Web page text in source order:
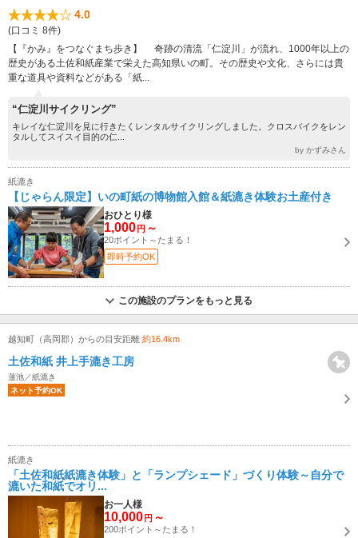
4.0
(口コミ 8件)
【『かみ』をつなぐまち歩き】 奇跡の清流「仁淀川」が流れ、1000年以上の
歴史がある土佐和紙産業で栄えた高知県いの町。その歴史や文化、さらには貴
重な道具や資料などがある「紙...
“仁淀川サイクリング”
キレイな仁淀川を見に行きたくレンタルサイクリングしました。クロスバイクをレン
タルしてスイスイ目的の仁...
by かずみさん
紙漉き
【じゃらん限定】いの町紙の博物館入館＆紙漉き体験お土産付き
おひとり様
1,000 円 ～
20ポイント～たまる！
即時予約OK
この施設のプランをもっと見る
越知町（高岡郡）からの目安距離 約16.4km
土佐和紙 井上手漉き工房
蓮池／紙漉き
ネット予約OK
紙漉き
「土佐和紙紙漉き体験」と「ランプシェード」づくり体験～自分で
漉いた和紙でオリ...
お一人様
10,000 円 ～
200ポイント～たまる！